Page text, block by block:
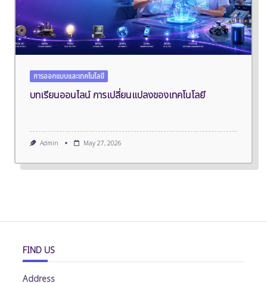
การออกแบบและเทคโนโลยี
บทเรียนออนไลน์ การเปลี่ยนแปลงของเทคโนโลยี
Admin May 27, 2026
FIND US
Address